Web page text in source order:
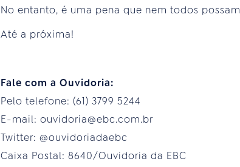
No entanto, é uma pena que nem todos
Até a próxima!
Fale com a Ouvidoria:
Pelo telefone: (61) 3799 5244
E-mail: ouvidoria@ebc.com.br
Twitter: @ouvidoriadaebc
Caixa Postal: 8640/Ouvidoria da EBC